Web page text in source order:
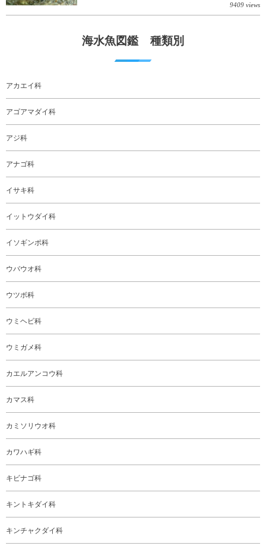
9409 views
海水魚図鑑 種類別
アカエイ科
アゴアマダイ科
アジ科
アナゴ科
イサキ科
イットウダイ科
イソギンポ科
ウバウオ科
ウツボ科
ウミヘビ科
ウミガメ科
カエルアンコウ科
カマス科
カミソリウオ科
カワハギ科
キビナゴ科
キントキダイ科
キンチャクダイ科